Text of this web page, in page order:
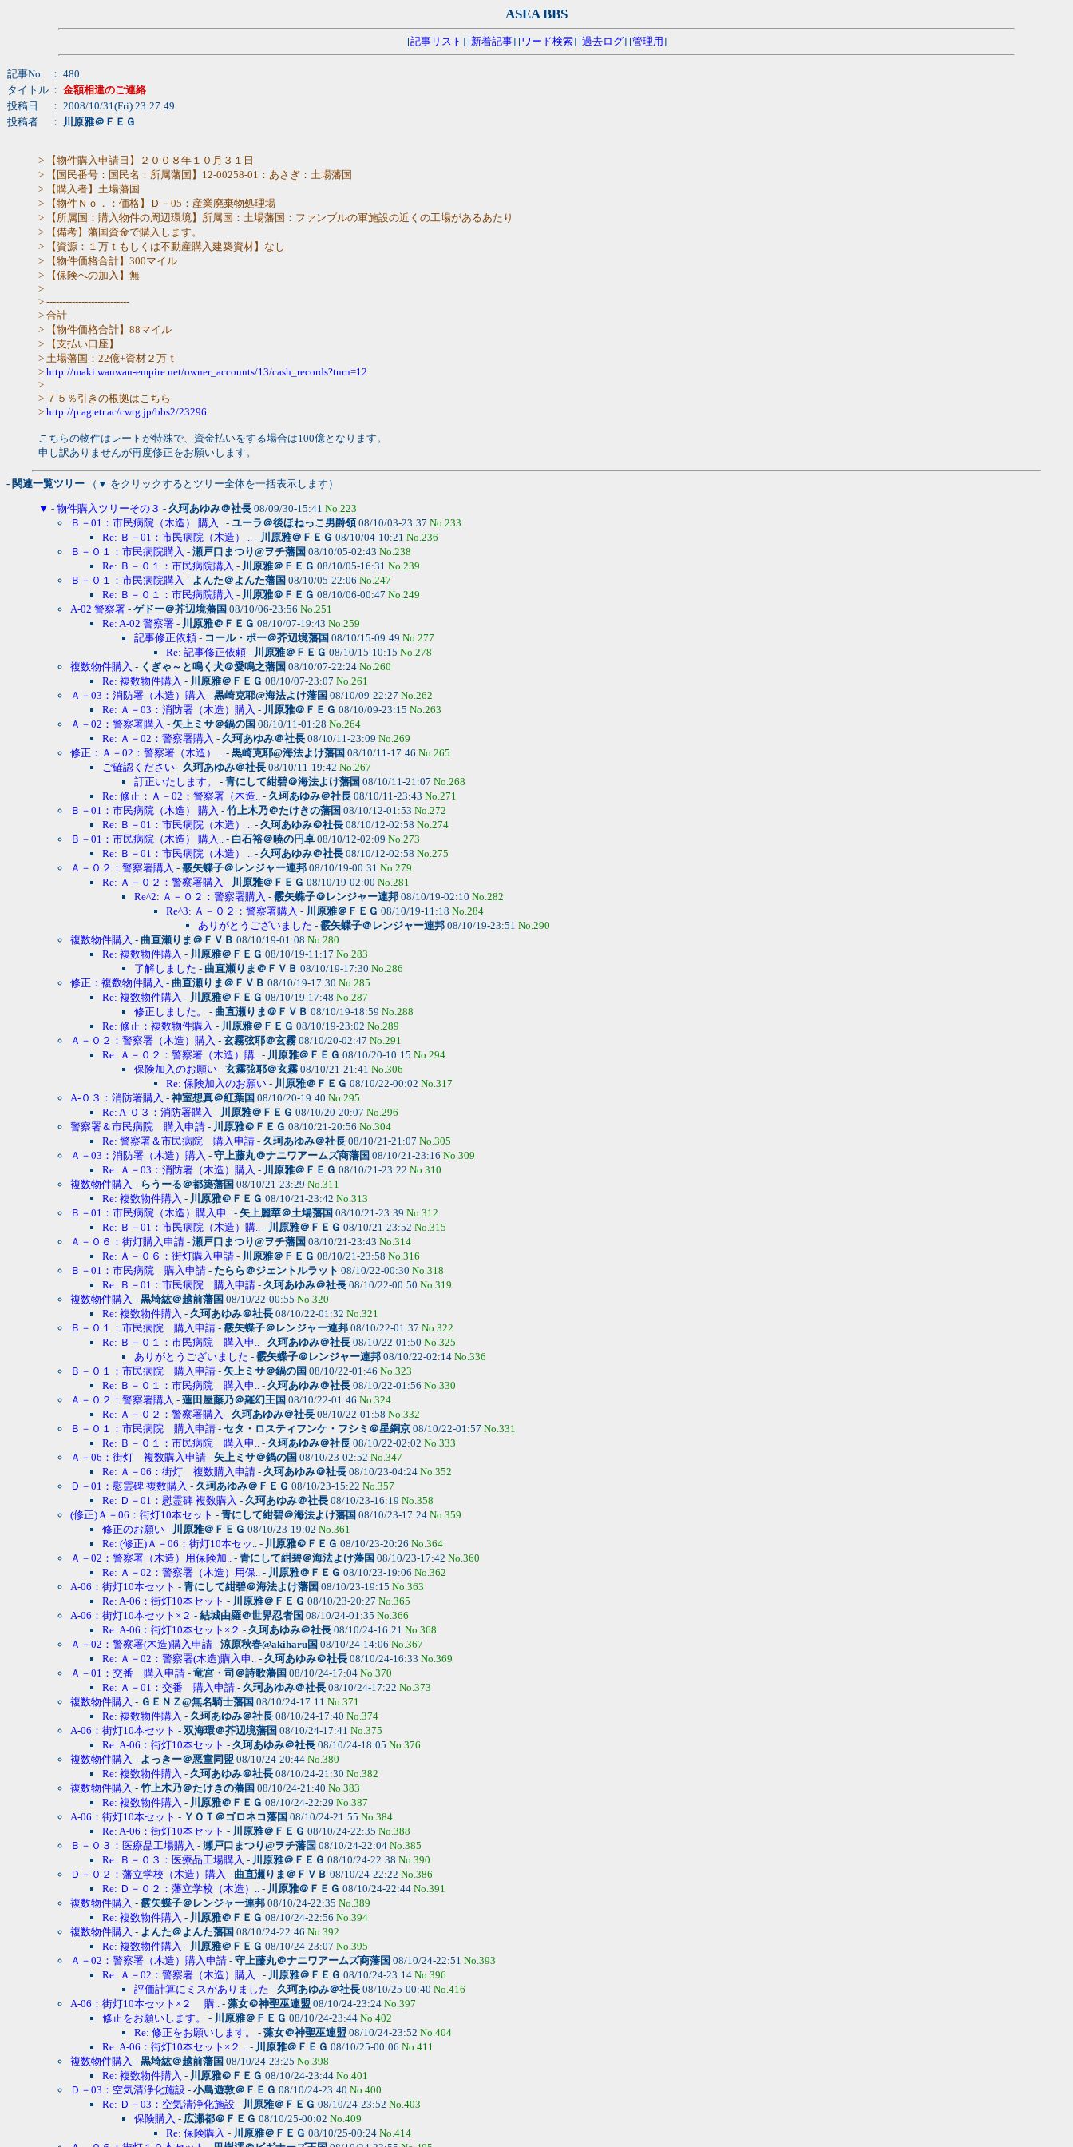
ASEA BBS
[記事リスト ] [新着記事] [ワード検索] [過去ログ] [管理用]
記事No
： 480
タイトル ： 金額相違のご連絡
投稿日
： 2008/10/31(Fri) 23:27:49
投稿者
： 川原雅＠ＦＥＧ
> 【物件購入申請日】２００８年１０月３１日
> 【国民番号：国民名：所属藩国】12-00258-01：あさぎ：土場藩国
> 【購入者】土場藩国
> 【物件Ｎｏ．：価格】Ｄ－05：産業廃棄物処理場
> 【所属国：購入物件の周辺環境】所属国：土場藩国：ファンブルの軍施設の近くの工場があるあたり
> 【備考】藩国資金で購入します。
> 【資源：１万ｔもしくは不動産購入建築資材】なし
> 【物件価格合計】300マイル
> 【保険への加入】無
>
> --------------------------
> 合計
> 【物件価格合計】88マイル
> 【支払い口座】
> 土場藩国：22億+資材２万ｔ
> http://maki.wanwan-empire.net/owner_accounts/13/cash_records?turn=12
>
> ７５％引きの根拠はこちら
> http://p.ag.etr.ac/cwtg.jp/bbs2/23296
こちらの物件はレートが特殊で、資金払いをする場合は100億となります。
申し訳ありませんが再度修正をお願いします。
- 関連一覧ツリー （▼ をクリックするとツリー全体を一括表示します）
▼ - 物件購入ツリーその３ - 久珂あゆみ＠社長 08/09/30-15:41 No.223
Ｂ－01：市民病院（木造） 購入.. - ユーラ＠後ほねっこ男爵領08/10/03-23:37 No.233
Re: Ｂ－01：市民病院（木造） .. - 川原雅＠ＦＥＧ 08/10/04-10:21 No.236
Ｂ－０１：市民病院購入 - 瀬戸口まつり@ヲチ藩国 08/10/05-02:43 No.238
Re: Ｂ－０１：市民病院購入 - 川原雅＠ＦＥＧ 08/10/05-16:31 No.239
Ｂ－０１：市民病院購入 - よんた＠よんた藩国 08/10/05-22:06 No.247
Re: Ｂ－０１：市民病院購入 - 川原雅＠ＦＥＧ 08/10/06-00:47 No.249
A-02 警察署 - ゲドー＠芥辺境藩国 08/10/06-23:56 No.251
Re: A-02 警察署 - 川原雅＠ＦＥＧ 08/10/07-19:43 No.259
記事修正依頼 - コール・ポー＠芥辺境藩国 08/10/15-09:49 No.277
Re: 記事修正依頼 - 川原雅＠ＦＥＧ 08/10/15-10:15 No.278
複数物件購入 - くぎゃ～と鳴く犬＠愛鳴之藩国 08/10/07-22:24 No.260
Re: 複数物件購入 - 川原雅＠ＦＥＧ 08/10/07-23:07 No.261
Ａ－03：消防署（木造）購入 - 黒崎克耶@海法よけ藩国 08/10/09-22:27 No.262
Re: Ａ－03：消防署（木造）購入 - 川原雅＠ＦＥＧ 08/10/09-23:15 No.263
Ａ－02：警察署購入 - 矢上ミサ＠鍋の国 08/10/11-01:28 No.264
Re: Ａ－02：警察署購入 - 久珂あゆみ＠社長 08/10/11-23:09 No.269
修正：Ａ－02：警察署（木造） .. - 黒崎克耶@海法よけ藩国 08/10/11-17:46 No.265
ご確認ください - 久珂あゆみ＠社長 08/10/11-19:42 No.267
訂正いたします。
- 青にして紺碧＠海法よけ藩国 08/10/11-21:07 No.268
Re: 修正：Ａ－02：警察署（木造.. - 久珂あゆみ＠社長 08/10/11-23:43 No.271
Ｂ－01：市民病院（木造） 購入 - 竹上木乃＠たけきの藩国 08/10/12-01:53 No.272
Re: Ｂ－01：市民病院（木造） .. - 久珂あゆみ＠社長 08/10/12-02:58 No.274
Ｂ－01：市民病院（木造） 購入.. - 白石裕＠暁の円卓 08/10/12-02:09 No.273
Re: Ｂ－01：市民病院（木造） .. - 久珂あゆみ＠社長 08/10/12-02:58 No.275
Ａ－０２：警察署購入 - 霰矢蝶子＠レンジャー連邦 08/10/19-00:31 No.279
Re: Ａ－０２：警察署購入 - 川原雅＠ＦＥＧ 08/10/19-02:00 No.281
Re^2: Ａ－０２：警察署購入 - 霰矢蝶子＠レンジャー連邦 08/10/19-02:10 No.282
Re^3: Ａ－０２：警察署購入 - 川原雅＠ＦＥＧ 08/10/19-11:18 No.284
ありがとうございました - 霰矢蝶子＠レンジャー連邦 08/10/19-23:51 No.290
複数物件購入 - 曲直瀬りま＠ＦＶＢ 08/10/19-01:08 No.280
Re: 複数物件購入 - 川原雅＠ＦＥＧ 08/10/19-11:17 No.283
了解しました - 曲直瀬りま＠ＦＶＢ 08/10/19-17:30 No.286
修正：複数物件購入 - 曲直瀬りま＠ＦＶＢ 08/10/19-17:30 No.285
Re: 複数物件購入 - 川原雅＠ＦＥＧ 08/10/19-17:48 No.287
修正しました。
- 曲直瀬りま＠ＦＶＢ 08/10/19-18:59 No.288
Re: 修正：複数物件購入 - 川原雅＠ＦＥＧ 08/10/19-23:02 No.289
Ａ－０２：警察署（木造）購入 - 玄霧弦耶＠玄霧 08/10/20-02:47 No.291
Re: Ａ－０２：警察署（木造）購.. - 川原雅＠ＦＥＧ 08/10/20-10:15 No.294
保険加入のお願い - 玄霧弦耶＠玄霧 08/10/21-21:41 No.306
Re: 保険加入のお願い - 川原雅＠ＦＥＧ 08/10/22-00:02 No.317
A-０３：消防署購入 - 神室想真＠紅葉国 08/10/20-19:40 No.295
Re: A-０３：消防署購入 - 川原雅＠ＦＥＧ 08/10/20-20:07 No.296
警察署＆市民病院 購入申請 - 川原雅＠ＦＥＧ 08/10/21-20:56 No.304
Re: 警察署＆市民病院 購入申請 - 久珂あゆみ＠社長 08/10/21-21:07 No.305
Ａ－03：消防署（木造）購入 - 守上藤丸＠ナニワアームズ商藩国 08/10/21-23:16 No.309
Re: Ａ－03：消防署（木造）購入 - 川原雅＠ＦＥＧ 08/10/21-23:22 No.310
複数物件購入 - らうーる＠都築藩国 08/10/21-23:29 No.311
Re: 複数物件購入 - 川原雅＠ＦＥＧ 08/10/21-23:42 No.313
Ｂ－01：市民病院（木造）購入申.. - 矢上麗華＠土場藩国 08/10/21-23:39 No.312
Re: Ｂ－01：市民病院（木造）購.. - 川原雅＠ＦＥＧ 08/10/21-23:52 No.315
Ａ－０６：街灯購入申請 - 瀬戸口まつり@ヲチ藩国 08/10/21-23:43 No.314
Re: Ａ－０６：街灯購入申請 - 川原雅＠ＦＥＧ 08/10/21-23:58 No.316
Ｂ－01：市民病院 購入申請 - たらら＠ジェントルラット 08/10/22-00:30 No.318
Re: Ｂ－01：市民病院 購入申請 - 久珂あゆみ＠社長 08/10/22-00:50 No.319
複数物件購入 - 黒埼紘＠越前藩国 08/10/22-00:55 No.320
Re: 複数物件購入 - 久珂あゆみ＠社長 08/10/22-01:32 No.321
Ｂ－０１：市民病院 購入申請 - 霰矢蝶子＠レンジャー連邦 08/10/22-01:37 No.322
Re: Ｂ－０１：市民病院 購入申.. - 久珂あゆみ＠社長 08/10/22-01:50 No.325
ありがとうございました - 霰矢蝶子＠レンジャー連邦 08/10/22-02:14 No.336
Ｂ－０１：市民病院 購入申請 - 矢上ミサ＠鍋の国 08/10/22-01:46 No.323
Re: Ｂ－０１：市民病院 購入申.. - 久珂あゆみ＠社長 08/10/22-01:56 No.330
Ａ－０２：警察署購入 - 蓮田屋藤乃＠羅幻王国 08/10/22-01:46 No.324
Re: Ａ－０２：警察署購入 - 久珂あゆみ＠社長 08/10/22-01:58 No.332
Ｂ－０１：市民病院 購入申請 - セタ・ロスティフンケ・フシミ＠星鋼京 08/10/22-01:57 No.331
Re: Ｂ－０１：市民病院 購入申.. - 久珂あゆみ＠社長 08/10/22-02:02 No.333
Ａ－06：街灯 複数購入申請 - 矢上ミサ＠鍋の国 08/10/23-02:52 No.347
Re: Ａ－06：街灯 複数購入申請 - 久珂あゆみ＠社長 08/10/23-04:24 No.352
Ｄ－01：慰霊碑 複数購入 - 久珂あゆみ＠ＦＥＧ 08/10/23-15:22 No.357
Re: Ｄ－01：慰霊碑 複数購入 - 久珂あゆみ＠社長 08/10/23-16:19 No.358
(修正)Ａ－06：街灯10本セット - 青にして紺碧＠海法よけ藩国 08/10/23-17:24 No.359
修正のお願い - 川原雅＠ＦＥＧ 08/10/23-19:02 No.361
Re: (修正)Ａ－06：街灯10本セッ.. - 川原雅＠ＦＥＧ 08/10/23-20:26 No.364
Ａ－02：警察署（木造）用保険加.. - 青にして紺碧＠海法よけ藩国 08/10/23-17:42 No.360
Re: Ａ－02：警察署（木造）用保.. - 川原雅＠ＦＥＧ 08/10/23-19:06 No.362
A-06：街灯10本セット - 青にして紺碧＠海法よけ藩国 08/10/23-19:15 No.363
Re: A-06：街灯10本セット - 川原雅＠ＦＥＧ 08/10/23-20:27 No.365
A-06：街灯10本セット×２ - 結城由羅＠世界忍者国 08/10/24-01:35 No.366
Re: A-06：街灯10本セット×２ - 久珂あゆみ＠社長 08/10/24-16:21 No.368
Ａ－02：警察署(木造)購入申請 - 涼原秋春@akiharu国 08/10/24-14:06 No.367
Re: Ａ－02：警察署(木造)購入申.. - 久珂あゆみ＠社長 08/10/24-16:33 No.369
Ａ－01：交番 購入申請 - 竜宮・司＠詩歌藩国 08/10/24-17:04 No.370
Re: Ａ－01：交番 購入申請 - 久珂あゆみ＠社長 08/10/24-17:22 No.373
複数物件購入 - ＧＥＮＺ@無名騎士藩国 08/10/24-17:11 No.371
Re: 複数物件購入 - 久珂あゆみ＠社長 08/10/24-17:40 No.374
A-06：街灯10本セット - 双海環＠芥辺境藩国 08/10/24-17:41 No.375
Re: A-06：街灯10本セット - 久珂あゆみ＠社長 08/10/24-18:05 No.376
複数物件購入 - よっきー＠悪童同盟 08/10/24-20:44 No.380
Re: 複数物件購入 - 久珂あゆみ＠社長 08/10/24-21:30 No.382
複数物件購入 - 竹上木乃＠たけきの藩国 08/10/24-21:40 No.383
Re: 複数物件購入 - 川原雅＠ＦＥＧ 08/10/24-22:29 No.387
A-06：街灯10本セット - ＹＯＴ＠ゴロネコ藩国 08/10/24-21:55 No.384
Re: A-06：街灯10本セット - 川原雅＠ＦＥＧ 08/10/24-22:35 No.388
Ｂ－０３：医療品工場購入 - 瀬戸口まつり@ヲチ藩国 08/10/24-22:04 No.385
Re: Ｂ－０３：医療品工場購入 - 川原雅＠ＦＥＧ 08/10/24-22:38 No.390
Ｄ－０２：藩立学校（木造）購入 - 曲直瀬りま＠ＦＶＢ 08/10/24-22:22 No.386
Re: Ｄ－０２：藩立学校（木造）.. - 川原雅＠ＦＥＧ 08/10/24-22:44 No.391
複数物件購入 - 霰矢蝶子＠レンジャー連邦 08/10/24-22:35 No.389
Re: 複数物件購入 - 川原雅＠ＦＥＧ 08/10/24-22:56 No.394
複数物件購入 - よんた＠よんた藩国 08/10/24-22:46 No.392
Re: 複数物件購入 - 川原雅＠ＦＥＧ 08/10/24-23:07 No.395
Ａ－02：警察署（木造）購入申請 - 守上藤丸＠ナニワアームズ商藩国 08/10/24-22:51 No.393
Re: Ａ－02：警察署（木造）購入.. - 川原雅＠ＦＥＧ 08/10/24-23:14 No.396
評価計算にミスがありました - 久珂あゆみ＠社長 08/10/25-00:40 No.416
A-06：街灯10本セット×２ 購.. - 藻女＠神聖巫連盟 08/10/24-23:24 No.397
修正をお願いします。
- 川原雅＠ＦＥＧ 08/10/24-23:44 No.402
Re: 修正をお願いします。
- 藻女＠神聖巫連盟 08/10/24-23:52 No.404
Re: A-06：街灯10本セット×２ .. - 川原雅＠ＦＥＧ 08/10/25-00:06 No.411
複数物件購入 - 黒埼紘＠越前藩国 08/10/24-23:25 No.398
Re: 複数物件購入 - 川原雅＠ＦＥＧ 08/10/24-23:44 No.401
Ｄ－03：空気清浄化施設 - 小鳥遊敦＠ＦＥＧ 08/10/24-23:40 No.400
Re: Ｄ－03：空気清浄化施設 - 川原雅＠ＦＥＧ 08/10/24-23:52 No.403
保険購入 - 広瀬都＠ＦＥＧ 08/10/25-00:02 No.409
Re: 保険購入 - 川原雅＠ＦＥＧ 08/10/25-00:24 No.414